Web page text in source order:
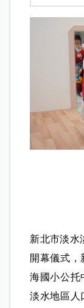
新北市淡水
開幕儀式，
海國小公托
淡水地區人